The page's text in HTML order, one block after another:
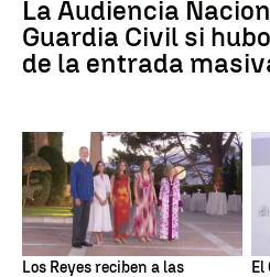
La Audiencia
Guardia Civil si
de la entrada
Los Reyes reciben a las